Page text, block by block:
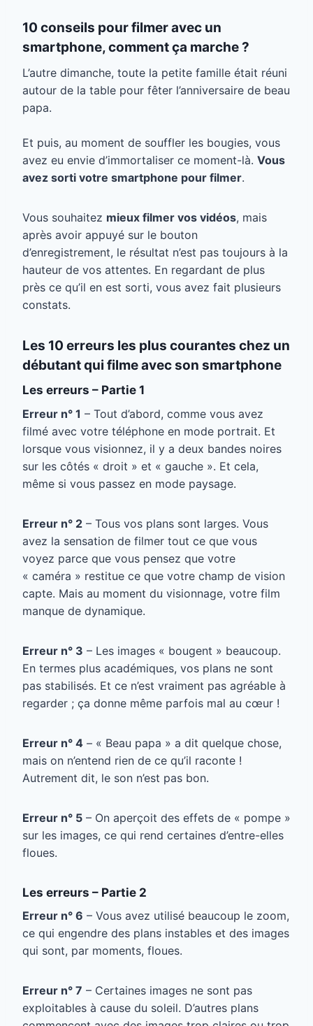
10 conseils pourfilmer avec un
smartphone, comment ça marche ?
L’autre dimanche, toute la petite famille était réuni
autour de la table pour fêter l’anniversaire de beau
papa.
Et puis, au moment de souffler les bougies, vous
avez eu envie d’immortaliser ce moment-là. Vous
avez sorti votre smartphone pour filmer.
Vous souhaitez mieux filmer vos vidéos, mais
après avoir appuyé sur le bouton
d’enregistrement, le résultat n’est pas toujours à la
hauteur de vos attentes. En regardant de plus
près ce qu’il en est sorti, vous avez fait plusieurs
constats.
Les 10 erreurs les plus courantes chez un
débutantqui filme avec son smartphone
Les erreurs – Partie 1
Erreur n° 1 – Tout d’abord, comme vous avez
filmé avec votre téléphone en mode portrait. Et
lorsque vous visionnez, il y a deux bandes noires
sur les côtés « droit » et « gauche ». Et cela,
même si vous passez en mode paysage.
Erreur n° 2 – Tous vos plans sont larges. Vous
avez la sensation de filmer tout ce que vous
voyez parce que vous pensez que votre
« caméra » restitue ce que votre champ de vision
capte. Mais au moment du visionnage, votre film
manque de dynamique.
Erreur n° 3 – Les images « bougent » beaucoup.
En termes plus académiques, vos plans ne sont
pas stabilisés. Et ce n’est vraiment pas agréable à
regarder ; ça donne même parfois mal au cœur !
Erreur n° 4 – « Beau papa » a dit quelque chose,
mais on n’entend rien de ce qu’il raconte !
Autrement dit, le son n’est pas bon.
Erreur n° 5 – On aperçoit des effets de « pompe »
sur les images, ce qui rend certaines d’entre-elles
floues.
Les erreurs – Partie 2
Erreur n° 6 – Vous avez utilisé beaucoup le zoom,
ce qui engendre des plans instables et des images
qui sont, par moments, floues.
Erreur n° 7 – Certaines images ne sont pas
exploitables à cause du soleil. D’autres plans